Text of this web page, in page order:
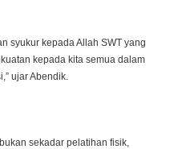
syukur kepada Allah SWT yang
kepada kita semua dalam
ujar Abendik.
sekadar pelatihan fisik,